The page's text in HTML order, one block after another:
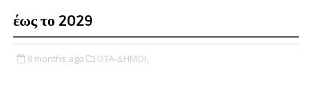
έως το 2029
8 months ago ΟΤΑ-ΔΗΜΟΙ,